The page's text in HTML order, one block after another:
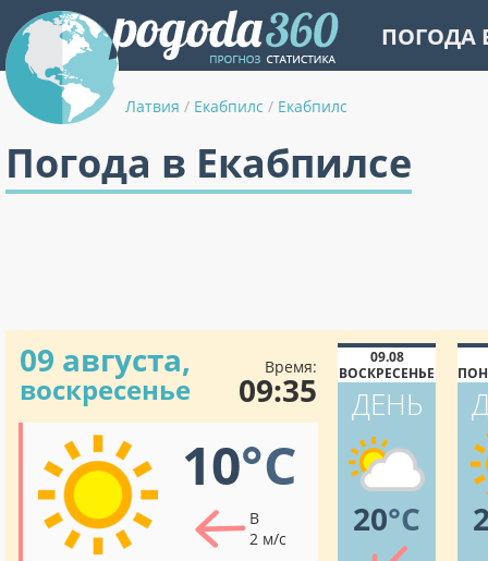
ПОГОДА
Латвия / Екабпилс / Екабпилс
Погода в Екабпилсе
09 августа,
воскресенье
Время:
09:35
10°C
В
2 м/с
09.08
ВОСКРЕСЕНЬЕ
ДЕНЬ
20°C